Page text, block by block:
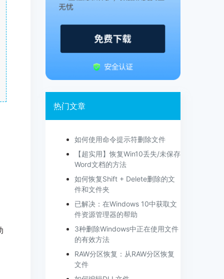
热门文章
如何使用命令提示符删除文件
【超实用】恢复Win10丢失/未保存
Word文档的方法
如何恢复Shift + Delete删除的文
件和文件夹
已解决：在Windows 10中获取文
件资源管理器的帮助
3种删除Windows中正在使用文件
的有效方法
RAW分区恢复：从RAW分区恢复
文件